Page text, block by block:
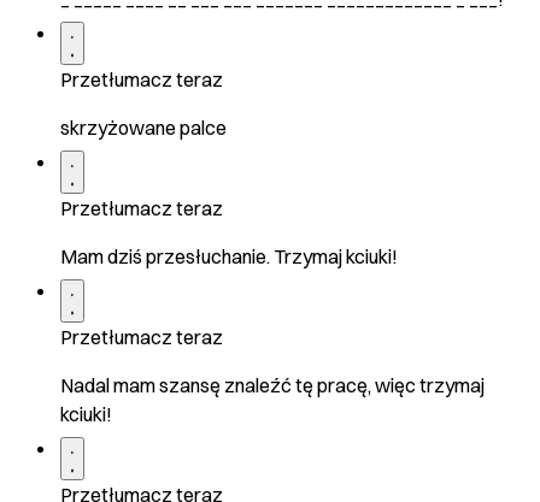
Przetłumacz teraz
skrzyżowane palce
Przetłumacz teraz
Mam dziś przesłuchanie. Trzymaj kciuki!
Przetłumacz teraz
Nadal mam szansę znaleźć tę pracę, więc trzymaj
kciuki!
Przetłumacz teraz